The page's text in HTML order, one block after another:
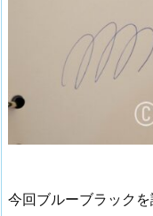
今回ブルーブラック